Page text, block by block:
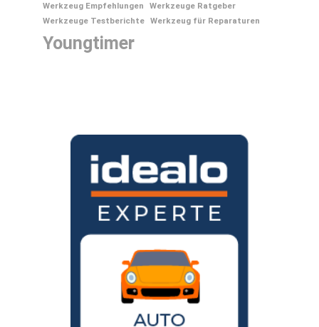
Werkzeug Empfehlungen
Werkzeuge Ratgeber
Werkzeuge Testberichte Werkzeug für Reparaturen
Youngtimer